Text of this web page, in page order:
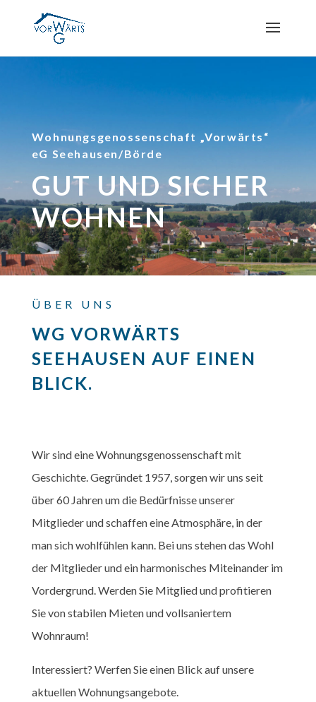
Wohnungsgenossenschaft „Vorwärts“
eG Seehausen/Börde
GUT UND SICHER
WOHNEN
ÜBER UNS
WG VORWÄRTS
SEEHAUSEN AUF EINEN
BLICK.
Wir sind eine Wohnungsgenossenschaft mit
Geschichte. Gegründet 1957, sorgen wir uns seit
über 60 Jahren um die Bedürfnisse unserer
Mitglieder und schaffen eine Atmosphäre, in der
man sich wohlfühlen kann. Bei uns stehen das Wohl
der Mitglieder und ein harmonisches Miteinander im
Vordergrund. Werden Sie Mitglied und profitieren
Sie von stabilen Mieten und vollsaniertem
Wohnraum!
Interessiert? Werfen Sie einen Blick auf unsere
aktuellen Wohnungsangebote.